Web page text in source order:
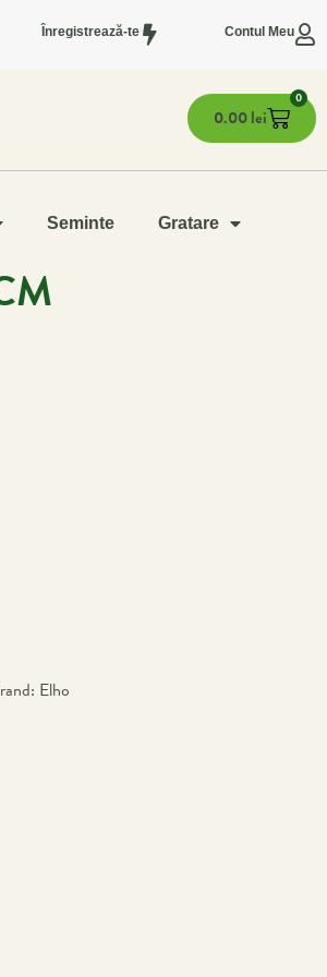
Înregistrează-te Contul Meu
0.00lei
0
Seminte Gratare
Elho